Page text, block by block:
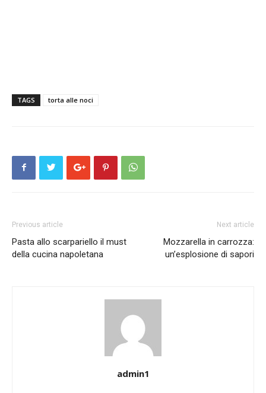
TAGS torta alle noci
Previous article
Pasta allo scarpariello il must
della cucina napoletana
Next article
Mozzarella in carrozza:
un’esplosione di sapori
admin1